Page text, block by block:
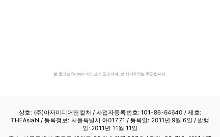
본 광고는 Google 애드센스 광고이며, 본 사이트와는 무관합니다.
상호: (주)아자미디어앤컬처 /사업자등록번호: 101-86-64640 / 제호:
THEAsiaN / 등록정보: 서울특별시 아01771 / 등록일: 2011년 9월 6일 / 발행
일: 2011년 11월 11일